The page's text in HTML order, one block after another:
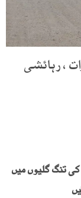
، رہائشی
تنگ گلیوں میں